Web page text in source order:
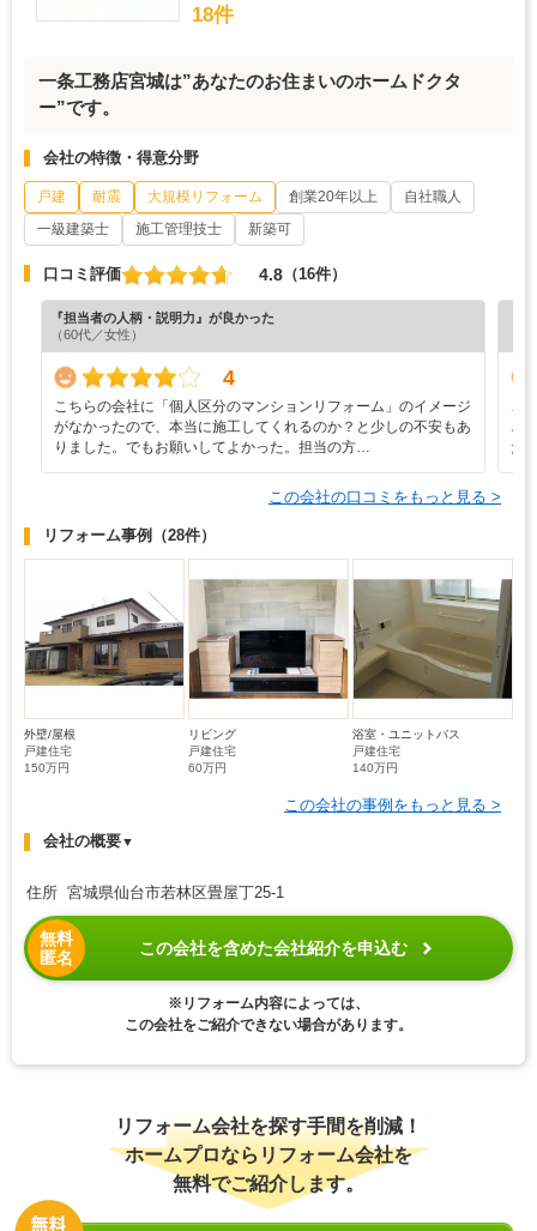
18件
一条工務店宮城は”あなたのお住まいのホームドクタ
ー”です。
会社の特徴・得意分野
戸建 耐震 大規模リフォーム 創業20年以上
自社職人
一級建築士
施工管理技士 新築可
口コミ評価 4.8 （16件）
『担当者の人柄・説明力』が良かった
（60代／女性）
4
こちらの会社に「個人区分のマンションリフォーム」のイメージ
がなかったので、本当に施工してくれるのか？と少しの不安もあ
りました。でもお願いしてよかった。担当の方…
こ
ざ
だ
この会社の口コミをもっと見る >
リフォーム事例 （28件）
外壁/屋根
戸建住宅
150万円
リビング
戸建住宅
60万円
浴室・ユニットバス
戸建住宅
140万円
この会社の事例をもっと見る >
会社の概要▼
住所 宮城県仙台市若林区畳屋丁25-1
無料
匿名
この会社を含めた会社紹介を申込む
※リフォーム内容によっては、
この会社をご紹介できない場合があります。
リフォーム会社を探す手間を削減！
ホームプロならリフォーム会社を
無料でご紹介します。